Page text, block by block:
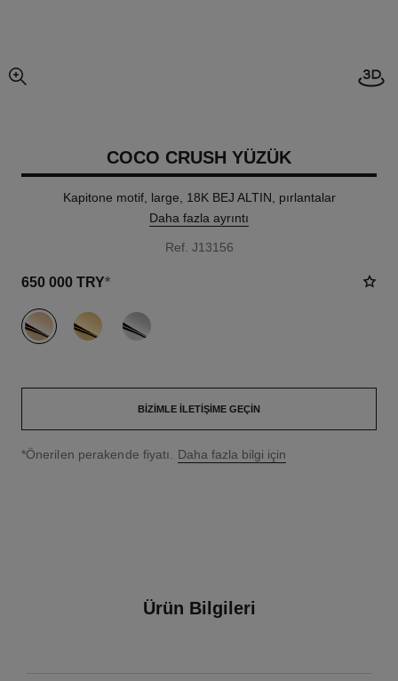
3D
resmin büyütülmüş görünümü
COCO CRUSH YÜZÜK
Kapitone motif, large, 18K BEJ ALTIN, pırlantalar
Daha fazla ayrıntı
Ref. J13156
650 000 TRY*
varyant (3)
BIZIMLE İLETIŞIME GEÇIN
↩
*Önerilen perakende fiyatı. Daha fazla bilgi için
Ürün Bilgileri